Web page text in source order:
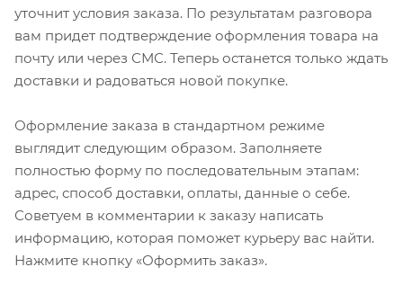
уточнит условия заказа. По результатам разговора
вам придет подтверждение оформления товара на
почту или через СМС. Теперь останется только ждать
доставки и радоваться новой покупке.
Оформление заказа в стандартном режиме
выглядит следующим образом. Заполняете
полностью форму по последовательным этапам:
адрес, способ доставки, оплаты, данные о себе.
Советуем в комментарии к заказу написать
информацию, которая поможет курьеру вас найти.
Нажмите кнопку «Оформить заказ».